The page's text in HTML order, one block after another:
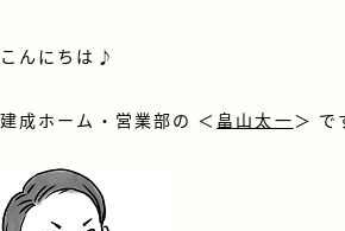
こんにちは♪
建成ホーム・営業部の ＜ 畠山太一＞ で